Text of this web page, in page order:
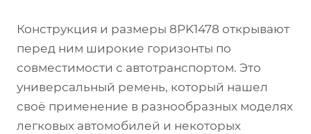
Конструкция и размеры 8PK1478 открывают
перед ним широкие горизонты по
совместимости с автотранспортом. Это
универсальный ремень, который нашел
своё применение в разнообразных моделях
легковых автомобилей и некоторых